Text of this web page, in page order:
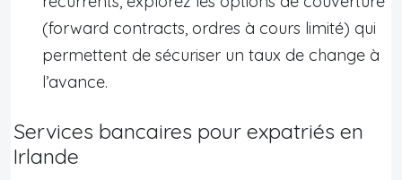
(forward contracts, ordres à cours limité) qui
permettent de sécuriser un taux de change à
l’avance.
Services bancaires pour expatriés en
Irlande